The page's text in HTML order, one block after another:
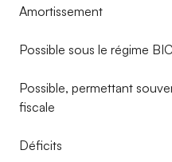
Amortissement
Possible sous le régime
Possible, permettant
fiscale
Déficits